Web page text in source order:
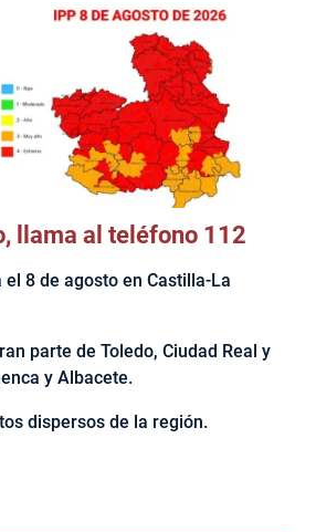
llama al teléfono 112
el 8 de agosto en Castilla-La
parte de Toledo, Ciudad Real y
y Albacete.
dispersos de la región.